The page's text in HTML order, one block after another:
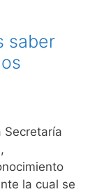
saber
Secretaría
la cual se